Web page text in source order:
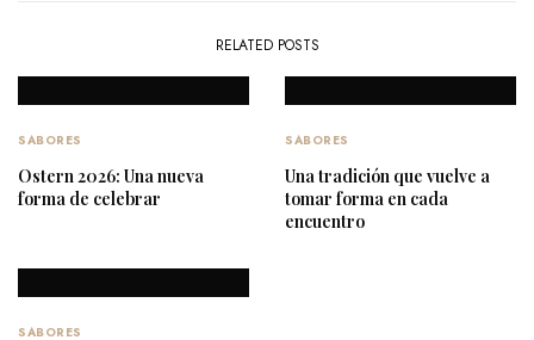
RELATED POSTS
SABORES
Ostern 2026: Una nueva
forma de celebrar
SABORES
Una tradición que vuelve a
tomar forma en cada
encuentro
SABORES